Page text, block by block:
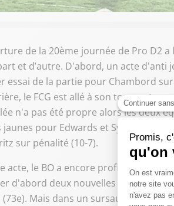
de la 20ème journée de Pro D2
et d’autre. D'abord, un acte d'anti
essai de la partie pour Chambord
le FCG est allé à son tour en
n'a pas été propre alors les deux
pour Edwards et Synaeghel.
sur pénalité (10-7).
acte, le BO a encore profité de
d'abord deux nouvelles pénalités
(73e). Mais dans un sursaut